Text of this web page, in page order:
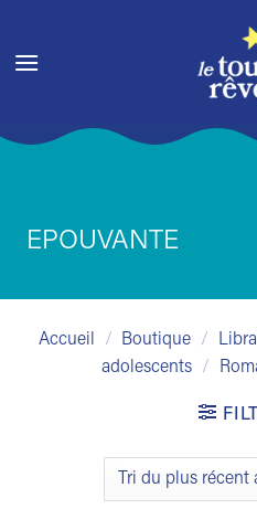
contenu
EPOUVANTE
Accueil / Boutique /
adolescents
/